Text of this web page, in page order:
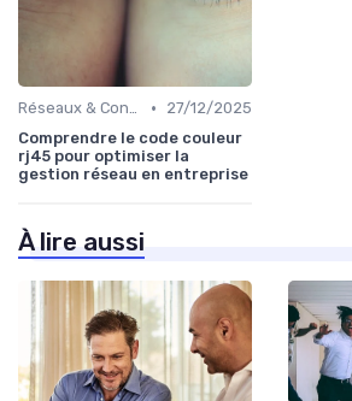
Réseaux & Connectivité •
27/12/2025
Comprendre le code couleur
rj45 pour optimiser la
gestion réseau en entreprise
À lire aussi